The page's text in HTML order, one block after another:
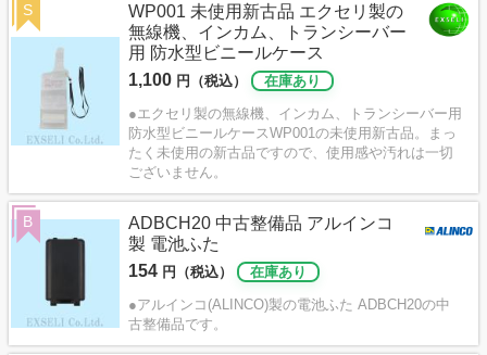
WP001 未使用新古品 エクセリ製の
無線機、インカム、トランシーバー
用 防水型ビニールケース
1,100 円（税込）
在庫あり
●エクセリ製の無線機、インカム、トランシーバー用
防水型ビニールケースWP001の未使用新古品。まっ
たく未使用の新古品ですので、使用感や汚れは一切
ございません。
S
ADBCH20 中古整備品 アルインコ
製 電池ふた
154 円（税込）
在庫あり
●アルインコ(ALINCO)製の電池ふた ADBCH20の中
古整備品です。
B